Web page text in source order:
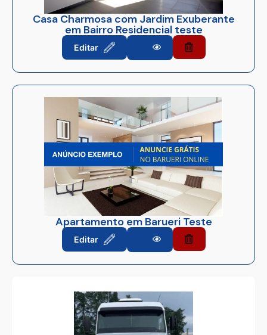
Casa Charmosa com Jardim Exuberante
em Bairro Residencial teste
Editar
Apartamento em Barueri Teste
Editar